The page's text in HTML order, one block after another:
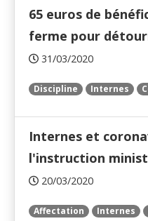
65 euros de
ferme pour
31/03/2020
Discipline Internes
Internes et
l'instruction
20/03/2020
Affectation Internes